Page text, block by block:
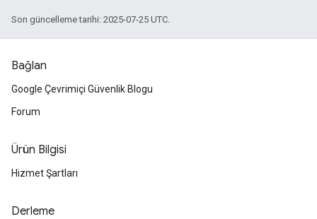
Son güncelleme tarihi: 2025-07-25 UTC.
Bağlan
Google Çevrimiçi Güvenlik Blogu
Forum
Ürün Bilgisi
Hizmet Şartları
Derleme